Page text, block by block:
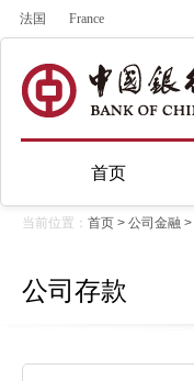
法国 France
首页
当前位置： 首页 > 公司金融 >
公司存款